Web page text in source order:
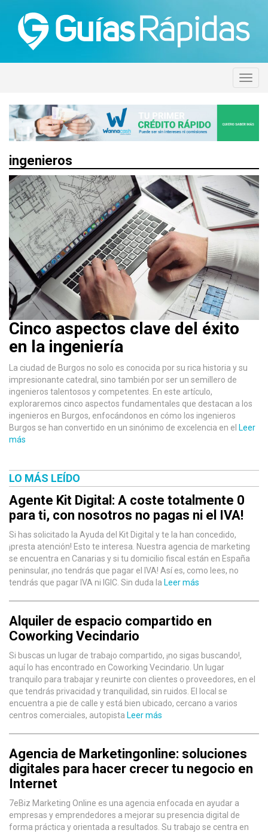
ingenieros
Cinco aspectos clave del éxito
en la ingeniería
La ciudad de Burgos no solo es conocida por su rica historia y su
impresionante catedral, sino también por ser un semillero de
ingenieros talentosos y competentes. En este artículo,
exploraremos cinco aspectos fundamentales que destacan a los
ingenieros en Burgos, enfocándonos en cómo los ingenieros
Burgos se han convertido en un sinónimo de excelencia en el Leer
más
LO MÁS LEÍDO
Agente Kit Digital: A coste totalmente 0
para ti, con nosotros no pagas ni el IVA!
Si has solicitado la Ayuda del Kit Digital y te la han concedido,
¡presta atención! Esto te interesa. Nuestra agencia de marketing
se encuentra en Canarias y si tu domicilio fiscal están en España
peninsular, ¡no tendrás que pagar el IVA! Así es, como lees, no
tendrás que pagar IVA ni IGIC. Sin duda la Leer más
Alquiler de espacio compartido en
Coworking Vecindario
Si buscas un lugar de trabajo compartido, ¡no sigas buscando!,
aquí lo has encontrado en Coworking Vecindario. Un lugar
tranquilo para trabajar y reunirte con clientes o proveedores, en el
que tendrás privacidad y tranquilidad, sin ruidos. El local se
encuentra a pie de calle y está bien ubicado, cercano a varios
centros comerciales, autopista Leer más
Agencia de Marketingonline: soluciones
digitales para hacer crecer tu negocio en
Internet
7eBiz Marketing Online es una agencia enfocada en ayudar a
empresas y emprendedores a mejorar su presencia digital de
forma práctica y orientada a resultados. Su trabajo se centra en